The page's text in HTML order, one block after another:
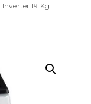
19 Kg